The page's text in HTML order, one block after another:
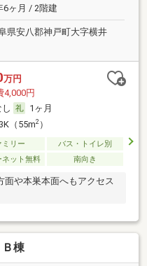
6ヶ月 / 2階建
県安八郡神戸町大字横井
万円
4,000円
し
1ヶ月
（55m2）
ミリー
バス・トイレ別
ネット無料 南向き
や本巣本面へもアクセス
棟